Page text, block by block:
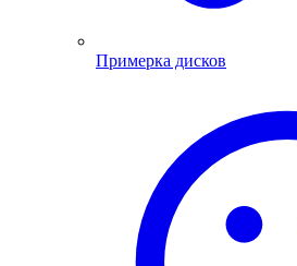
Примерка дисков